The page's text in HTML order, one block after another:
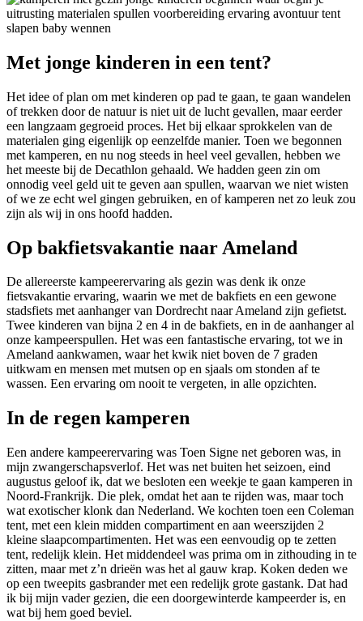
Met jonge kinderen in een tent?
Het idee of plan om met kinderen op pad te gaan, te gaan wandelen
of trekken door de natuur is niet uit de lucht gevallen, maar eerder
een langzaam gegroeid proces. Het bij elkaar sprokkelen van de
materialen ging eigenlijk op eenzelfde manier. Toen we begonnen
met kamperen, en nu nog steeds in heel veel gevallen, hebben we
het meeste bij de Decathlon gehaald. We hadden geen zin om
onnodig veel geld uit te geven aan spullen, waarvan we niet wisten
of we ze echt wel gingen gebruiken, en of kamperen net zo leuk zou
zijn als wij in ons hoofd hadden.
Op bakfietsvakantie naar Ameland
De allereerste kampeerervaring als gezin was denk ik onze
fietsvakantie ervaring, waarin we met de bakfiets en een gewone
stadsfiets met aanhanger van Dordrecht naar Ameland zijn gefietst.
Twee kinderen van bijna 2 en 4 in de bakfiets, en in de aanhanger al
onze kampeerspullen. Het was een fantastische ervaring, tot we in
Ameland aankwamen, waar het kwik niet boven de 7 graden
uitkwam en mensen met mutsen op en sjaals om stonden af te
wassen. Een ervaring om nooit te vergeten, in alle opzichten.
In de regen kamperen
Een andere kampeerervaring was Toen Signe net geboren was, in
mijn zwangerschapsverlof. Het was net buiten het seizoen, eind
augustus geloof ik, dat we besloten een weekje te gaan kamperen in
Noord-Frankrijk. Die plek, omdat het aan te rijden was, maar toch
wat exotischer klonk dan Nederland. We kochten toen een Coleman
tent, met een klein midden compartiment en aan weerszijden 2
kleine slaapcompartimenten. Het was een eenvoudig op te zetten
tent, redelijk klein. Het middendeel was prima om in zithouding in te
zitten, maar met z’n drieën was het al gauw krap. Koken deden we
op een tweepits gasbrander met een redelijk grote gastank. Dat had
ik bij mijn vader gezien, die een doorgewinterde kampeerder is, en
wat bij hem goed beviel.